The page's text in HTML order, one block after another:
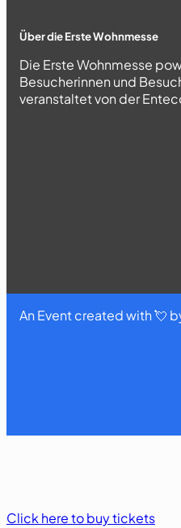
Über die Erste Wohnmesse
Die Erste Wohnmesse
Besucherinnen und
veranstaltet von der
An Event created with 💘
Click here to buy tickets